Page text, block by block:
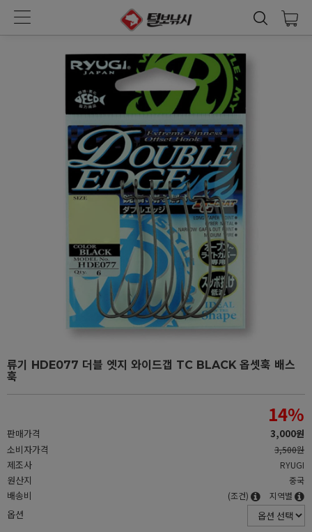
류기 HDE077 더블 엣지 와이드갭 TC BLACK 옵셋훅 배스
훅
판매가격
14%
3,000원
소비자가격
3,500원
제조사 RYUGI
원산지 중국
배송비 (조건) 지역별
옵션